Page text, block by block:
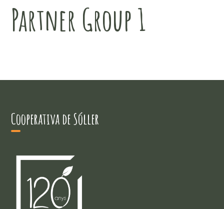
Partner Group 1
Cooperativa de Sóller